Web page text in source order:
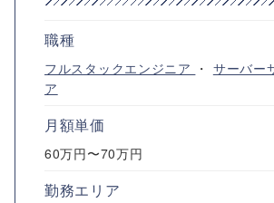
職種
フルスタックエンジニア ・ サーバー
ア
月額単価
60万円〜70万円
勤務エリア